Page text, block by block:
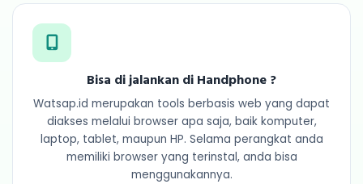
Bisa di jalankan di Handphone ?
Watsap.id merupakan tools berbasis web yang dapat
diakses melalui browser apa saja, baik komputer,
laptop, tablet, maupun HP. Selama perangkat anda
memiliki browser yang terinstal, anda bisa
menggunakannya.